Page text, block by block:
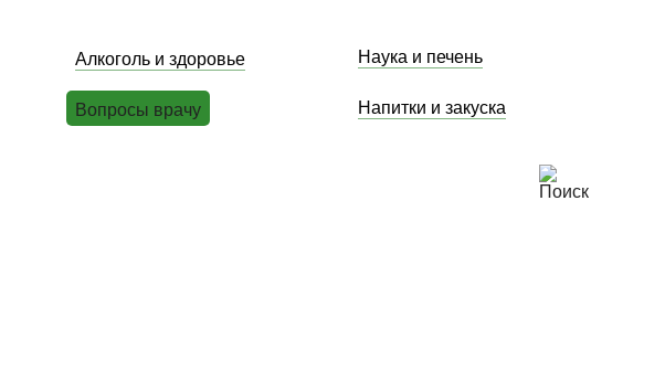
Алкоголь и здоровье Наука и печень
Вопросы врачу Напитки и закуска